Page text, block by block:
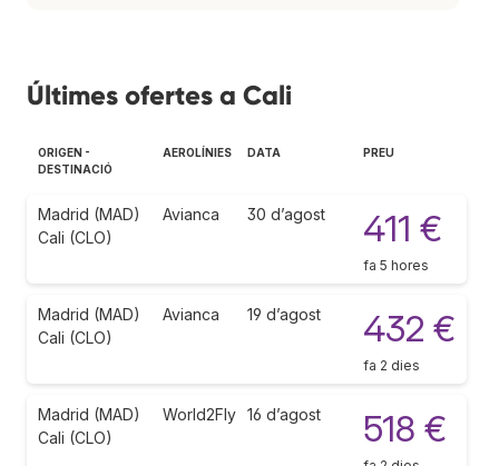
Últimes ofertes a Cali
ORIGEN -
DESTINACIÓ
AEROLÍNIES DATA PREU
Madrid (MAD)
Cali (CLO)
Avianca 30 d’agost 411 €
fa 5 hores
Madrid (MAD)
Cali (CLO)
Avianca 19 d’agost 432 €
fa 2 dies
Madrid (MAD)
Cali (CLO)
World2Fly 16 d’agost 518 €